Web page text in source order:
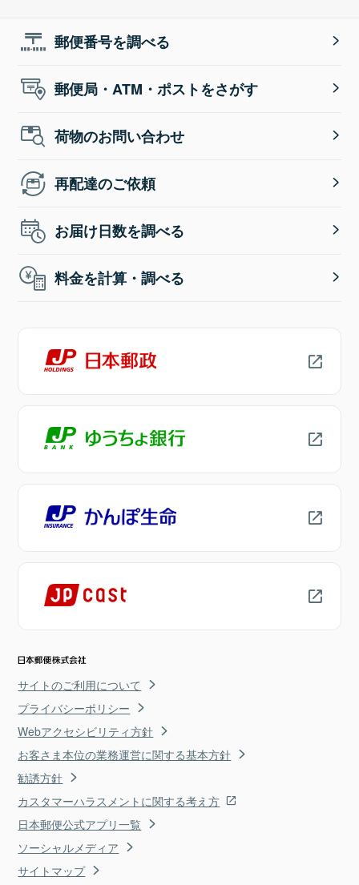
郵便番号を調べる
郵便局・ATM・ポストをさがす
荷物のお問い合わせ
再配達のご依頼
お届け日数を調べる
料金を計算・調べる
サイトのご利用について
プライバシーポリシー
Webアクセシビリティ方針
お客さま本位の業務運営に関する基本方針
勧誘方針
カスタマーハラスメントに関する考え方
日本郵便公式アプリ一覧
ソーシャルメディア
サイトマップ